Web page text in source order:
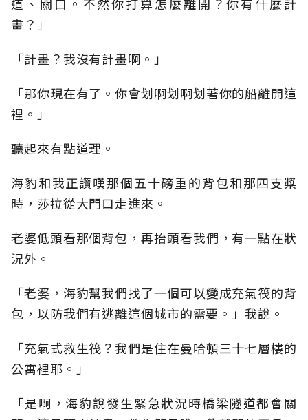
畫？」
「計畫？我沒有計畫啊。」
「那你現在有了。你會划啊划啊划著你的船離開這
裡。」
聽起來有點道理。
海豹和我正讚嘆那個五十磅重的背包和那四支槳
時，莎拉從大門口走進來。
老婆低頭看那個背包，再抬頭看我們，有一點在狀
況外。
「老婆，海豹幫我們找了一個可以變成充氣筏的背
包，以防我們有逃離這個城市的需要。」我說。
「充氣式救生筏？我們是住在曼哈頓三十七層樓的
公寓裡耶。」
「是啊，海豹說發生緊急狀況時橋梁隧道都會關